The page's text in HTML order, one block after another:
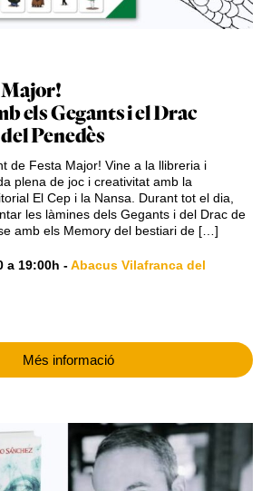
Major!
els Gegants i el Drac
Penedès
de Festa Major! Vine a la llibreria i
plena de joc i creativitat amb la
El Cep i la Nansa. Durant tot el dia,
les làmines dels Gegants i del Drac de
amb els Memory del bestiari de […]
a 19:00h -Abacus Vilafranca del
Més informació